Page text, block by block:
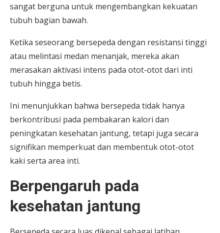
sangat berguna untuk mengembangkan kekuatan
tubuh bagian bawah.
Ketika seseorang bersepeda dengan resistansi tinggi
atau melintasi medan menanjak, mereka akan
merasakan aktivasi intens pada otot-otot dari inti
tubuh hingga betis.
Ini menunjukkan bahwa bersepeda tidak hanya
berkontribusi pada pembakaran kalori dan
peningkatan kesehatan jantung, tetapi juga secara
signifikan memperkuat dan membentuk otot-otot
kaki serta area inti.
Berpengaruh pada
kesehatan jantung